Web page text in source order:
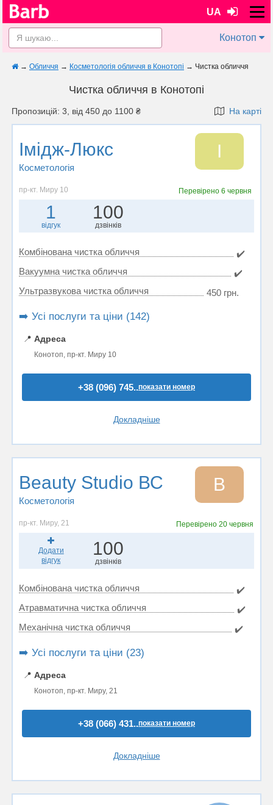
UA
Конотоп
→ Обличчя → Косметологія обличчя в Конотопі → Чистка обличчя
Чистка обличчя в Конотопі
Пропозицій: 3, від 450 до 1100 ₴ На карті
Імідж-Люкс
Косметологія
І
пр-кт. Миру 10 Перевірено 6 червня
1
відгук
100
дзвінків
Комбінована чистка обличчя
✔️
Вакуумна чистка обличчя
✔️
Ультразвукова чистка обличчя
450 грн.
➡️ Усі послуги та ціни (142)
📍 Адреса
Конотоп, пр-кт. Миру 10
+38 (096) 745..показати номер
Докладніше
Вeauty Studio ВС
Косметологія
В
пр-кт. Мирy, 21 Перевірено20 червня
Додати
відгук
100
дзвінків
Комбінована чистка обличчя
✔️
Атравматична чистка обличчя
✔️
Механічна чистка обличчя
✔️
➡️ Усі послуги та ціни (23)
📍 Адреса
Конотоп, пр-кт. Мирy, 21
+38 (066) 431..показати номер
Докладніше